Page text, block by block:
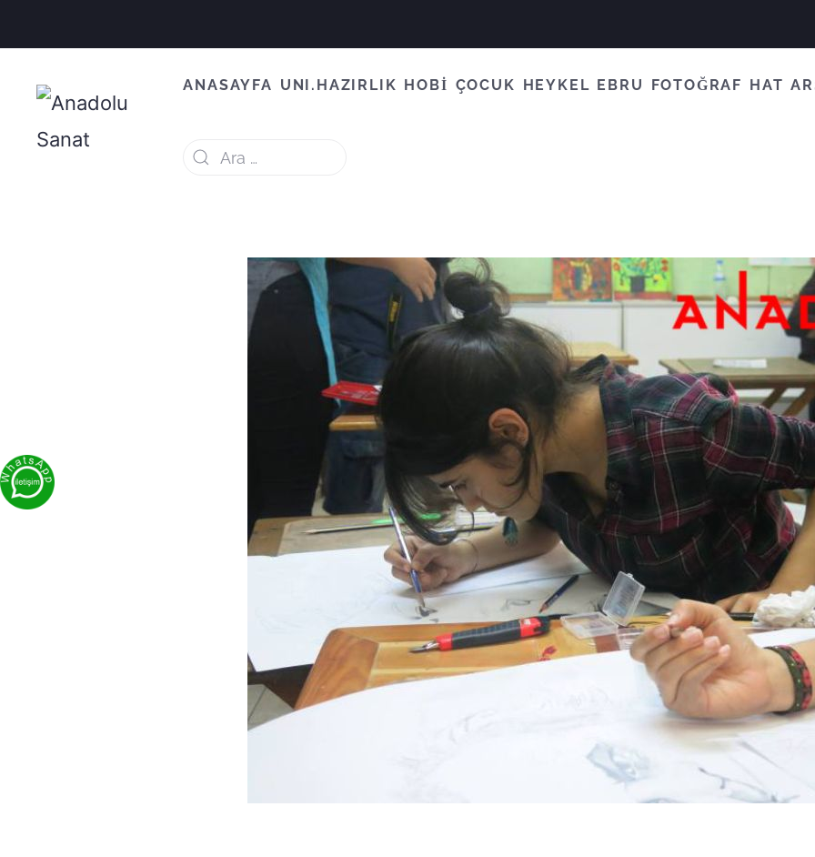
ANASAYFA UNI.HAZIRLIK HOBİ ÇOCUK HEYKEL EBRU FOTOĞRAF HAT